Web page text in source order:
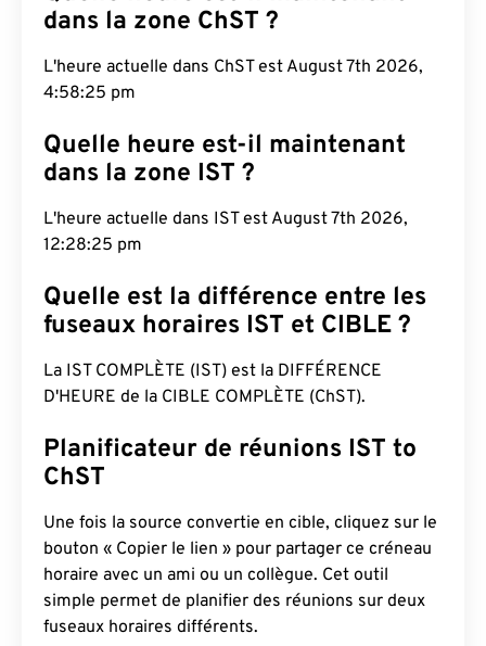
dans la zone ChST ?
L'heure actuelle dans ChST est August 7th 2026,
4:58:26 pm
Quelle heure est-il maintenant
dans la zone IST ?
L'heure actuelle dans IST est August 7th 2026,
12:28:26 pm
Quelle est la différence entre les
fuseaux horaires IST et CIBLE ?
La IST COMPLÈTE (IST) est la DIFFÉRENCE
D'HEURE de la CIBLE COMPLÈTE (ChST).
Planificateur de réunions IST to
ChST
Une fois la source convertie en cible, cliquez sur le
bouton « Copier le lien » pour partager ce créneau
horaire avec un ami ou un collègue. Cet outil
simple permet de planifier des réunions sur deux
fuseaux horaires différents.